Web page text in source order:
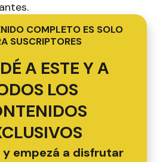
COMPLETO ES SOLO
SUSCRIPTORES
A ESTE Y A
LOS
empezá a disfrutar